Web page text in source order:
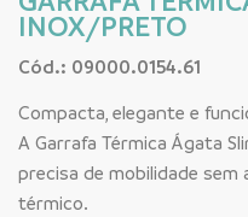
INOX/PRETO
Cód.: 09000.0154.61
Compacta, elegante e
A Garrafa Térmica Ágata
precisa de mobilidade sem
térmico.